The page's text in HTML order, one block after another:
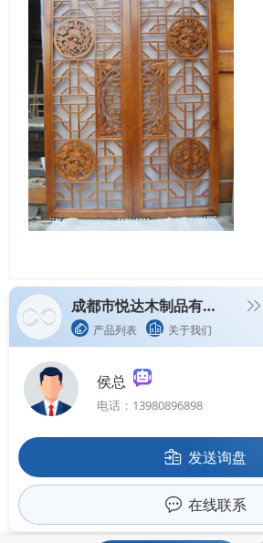
成都市悦达木制品有限公司
产品列表 关于我们
侯总
电话：13980896898
发送询盘
在线联系